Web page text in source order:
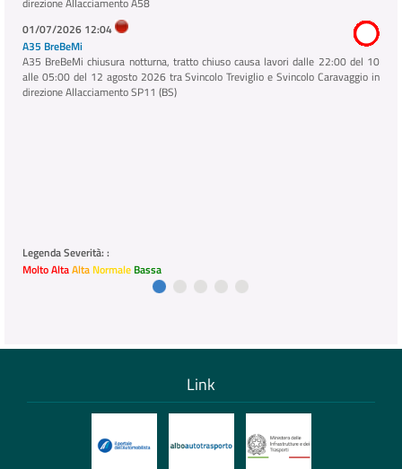
01/07/2026 12:04
A35 BreBeMi
A35 BreBeMi chiusura notturna, tratto chiuso causa lavori dalle 22:00 del 10
alle 05:00 del 12 agosto 2026 tra Svincolo Treviglio e Svincolo Caravaggio in
direzione Allacciamento SP11 (BS)
Legenda Severità: :
Molto AltaAlta Normale Bassa
Link